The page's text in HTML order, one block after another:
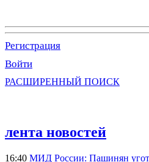
Регистрация
Войти
РАСШИРЕННЫЙ ПОИСК
лента новостей
16:40 МИД России: Пашинян